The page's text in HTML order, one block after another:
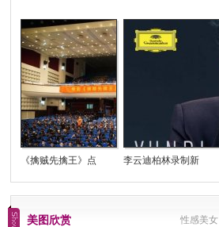
《擒贼先擒王》点 李云迪柏林录制新
美图欣赏 性感美女